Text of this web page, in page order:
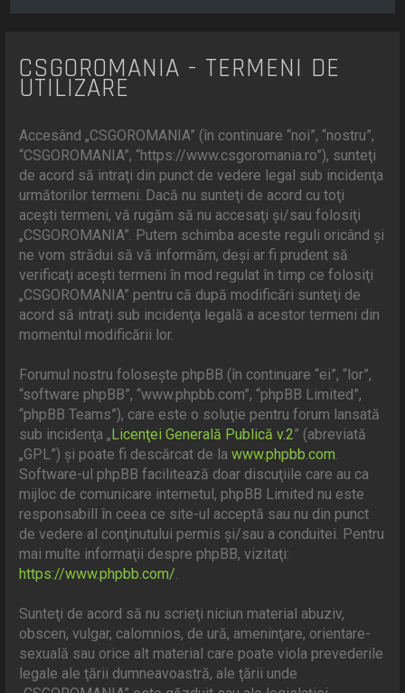
CSGOROMANIA - TERMENI DE
UTILIZARE
Accesând „CSGOROMANIA” (în continuare “noi”, “nostru”,
“CSGOROMANIA”, “https://www.csgoromania.ro”), sunteţi
de acord să intraţi din punct de vedere legal sub incidenţa
următorilor termeni. Dacă nu sunteţi de acord cu toţi
aceşti termeni, vă rugăm să nu accesaţi şi/sau folosiţi
„CSGOROMANIA”. Putem schimba aceste reguli oricând şi
ne vom strădui să vă informăm, deşi ar fi prudent să
verificaţi aceşti termeni în mod regulat în timp ce folosiţi
„CSGOROMANIA” pentru că după modificări sunteţi de
acord să intraţi sub incidenţa legală a acestor termeni din
momentul modificării lor.
Forumul nostru foloseşte phpBB (în continuare “ei”, “lor”,
“software phpBB”, “www.phpbb.com”, “phpBB Limited”,
“phpBB Teams”), care este o soluţie pentru forum lansată
sub incidenţa „Licenţei Generală Publică v.2” (abreviată
„GPL”) şi poate fi descărcat de lawww.phpbb.com
Software-ul phpBB facilitează doar discuţiile care au ca
mijloc de comunicare internetul, phpBB Limited nu este
responsabill în ceea ce site-ul acceptă sau nu din punct
de vedere al conţinutului permis şi/sau a conduitei. Pentru
mai multe informaţii despre phpBB, vizitaţi:
https://www.phpbb.com/
Sunteţi de acord să nu scrieţi niciun material abuziv,
obscen, vulgar, calomnios, de ură, ameninţare, orientare-
sexuală sau orice alt material care poate viola prevederile
legale ale ţării dumneavoastră, ale ţării unde